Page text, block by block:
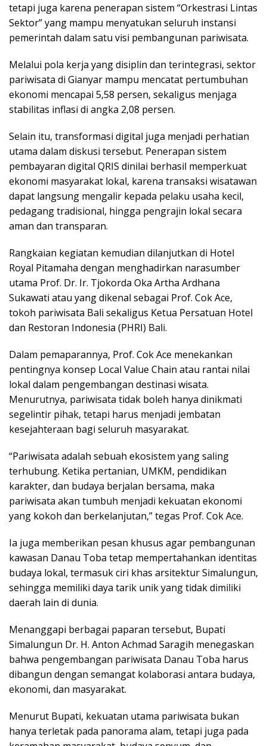
tetapi juga karena penerapan sistem “Orkestrasi Lintas
Sektor” yang mampu menyatukan seluruh instansi
pemerintah dalam satu visi pembangunan pariwisata.
Melalui pola kerja yang disiplin dan terintegrasi, sektor
pariwisata di Gianyar mampu mencatat pertumbuhan
ekonomi mencapai 5,58 persen, sekaligus menjaga
stabilitas inflasi di angka 2,08 persen.
Selain itu, transformasi digital juga menjadi perhatian
utama dalam diskusi tersebut. Penerapan sistem
pembayaran digital QRIS dinilai berhasil memperkuat
ekonomi masyarakat lokal, karena transaksi wisatawan
dapat langsung mengalir kepada pelaku usaha kecil,
pedagang tradisional, hingga pengrajin lokal secara
aman dan transparan.
Rangkaian kegiatan kemudian dilanjutkan di Hotel
Royal Pitamaha dengan menghadirkan narasumber
utama Prof. Dr. Ir. Tjokorda Oka Artha Ardhana
Sukawati atau yang dikenal sebagai Prof. Cok Ace,
tokoh pariwisata Bali sekaligus Ketua Persatuan Hotel
dan Restoran Indonesia (PHRI) Bali.
Dalam pemaparannya, Prof. Cok Ace menekankan
pentingnya konsep Local Value Chain atau rantai nilai
lokal dalam pengembangan destinasi wisata.
Menurutnya, pariwisata tidak boleh hanya dinikmati
segelintir pihak, tetapi harus menjadi jembatan
kesejahteraan bagi seluruh masyarakat.
“Pariwisata adalah sebuah ekosistem yang saling
terhubung. Ketika pertanian, UMKM, pendidikan
karakter, dan budaya berjalan bersama, maka
pariwisata akan tumbuh menjadi kekuatan ekonomi
yang kokoh dan berkelanjutan,” tegas Prof. Cok Ace.
Ia juga memberikan pesan khusus agar pembangunan
kawasan Danau Toba tetap mempertahankan identitas
budaya lokal, termasuk ciri khas arsitektur Simalungun,
sehingga memiliki daya tarik unik yang tidak dimiliki
daerah lain di dunia.
Menanggapi berbagai paparan tersebut, Bupati
Simalungun Dr. H. Anton Achmad Saragih menegaskan
bahwa pengembangan pariwisata Danau Toba harus
dibangun dengan semangat kolaborasi antara budaya,
ekonomi, dan masyarakat.
Menurut Bupati, kekuatan utama pariwisata bukan
hanya terletak pada panorama alam, tetapi juga pada